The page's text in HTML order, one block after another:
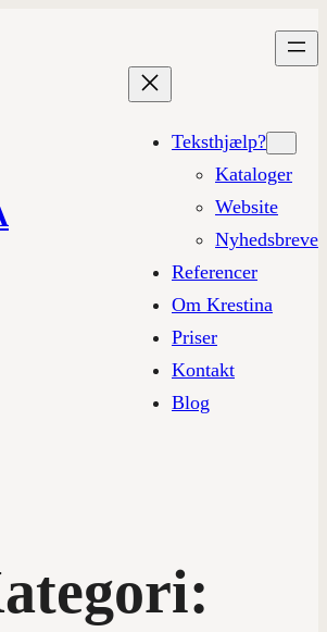
Teksthjælp?
Kataloger
Website
Nyhedsbreve
Referencer
Om Krestina
Priser
Kontakt
Blog